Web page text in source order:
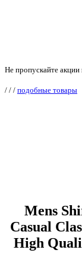
Не пропускайте
/ / / подобные товары
Mens
Casual
High